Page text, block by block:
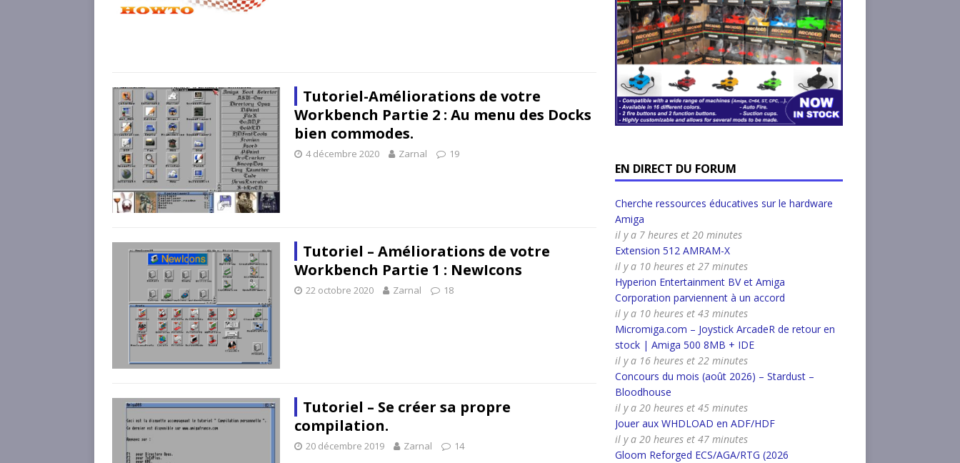
Tutoriel-Améliorations de votre
Workbench Partie 2 : Au menu des Docks
bien commodes.
4 décembre 2020 Zarnal 19
Tutoriel – Améliorations de votre
Workbench Partie 1 : NewIcons
22 octobre 2020 Zarnal 18
Tutoriel – Se créer sa propre
compilation.
20 décembre 2019 Zarnal 14
EN DIRECT DU FORUM
Cherche ressources éducatives sur le hardware
Amiga
il y a 7 heures et 20 minutes
Extension 512 AMRAM-X
il y a 10 heures et 27 minutes
Hyperion Entertainment BV et Amiga
Corporation parviennent à un accord
il y a 10 heures et 43 minutes
Micromiga.com – Joystick ArcadeR de retour en
stock | Amiga 500 8MB + IDE
il y a 16 heures et 22 minutes
Concours du mois (août 2026) – Stardust –
Bloodhouse
il y a 20 heures et 45 minutes
Jouer aux WHDLOAD en ADF/HDF
il y a 20 heures et 47 minutes
Gloom Reforged ECS/AGA/RTG (2026